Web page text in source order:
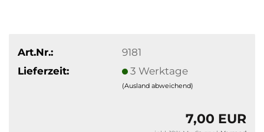
Art.Nr.:
9181
Lieferzeit:
3 Werktage
(Ausland abweichend)
7,00 EUR